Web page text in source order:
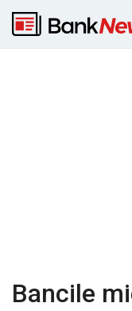
Bancile